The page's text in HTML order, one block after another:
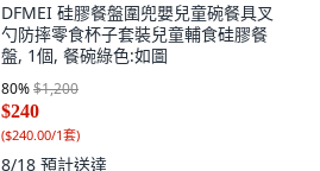
DFMEI 硅膠餐盤圍兜嬰兒童碗餐具叉
勺防摔零食杯子套裝兒童輔食硅膠餐
盤, 1個, 餐碗綠色:如圖
80%$1,200
$240
($240.00/1套)
8/18 預計送達